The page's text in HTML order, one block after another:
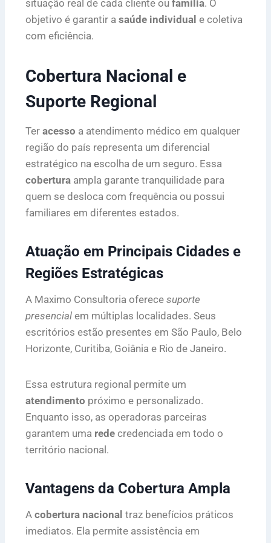
situação real de cada cliente ou família. O
objetivo é garantir a saúde individual e coletiva
com eficiência.
Cobertura Nacional e
Suporte Regional
Ter acesso a atendimento médico em qualquer
região do país representa um diferencial
estratégico na escolha de um seguro. Essa
cobertura ampla garante tranquilidade para
quem se desloca com frequência ou possui
familiares em diferentes estados.
Atuação em Principais Cidades e
Regiões Estratégicas
A Maximo Consultoria oferece suporte
presencial em múltiplas localidades. Seus
escritórios estão presentes em São Paulo, Belo
Horizonte, Curitiba, Goiânia e Rio de Janeiro.
Essa estrutura regional permite um
atendimento próximo e personalizado.
Enquanto isso, as operadoras parceiras
garantem uma rede credenciada em todo o
território nacional.
Vantagens da Cobertura Ampla
A cobertura nacional traz benefícios práticos
imediatos. Ela permite assistência em